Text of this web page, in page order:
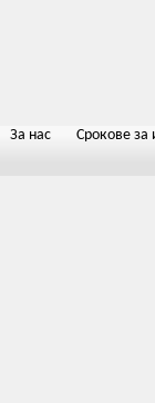
За нас
Срокове за